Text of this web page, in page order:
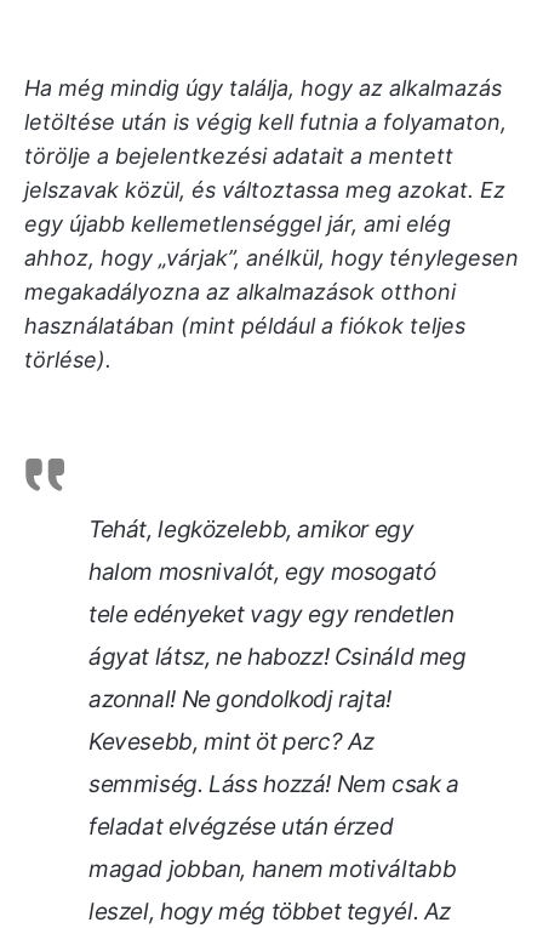
Ha még mindig úgy találja, hogy az alkalmazás
letöltése után is végig kell futnia a folyamaton,
törölje a bejelentkezési adatait a mentett
jelszavak közül, és változtassa meg azokat. Ez
egy újabb kellemetlenséggel jár, ami elég
ahhoz, hogy „várjak”, anélkül, hogy ténylegesen
megakadályozna az alkalmazások otthoni
használatában (mint például a fiókok teljes
törlése).
Tehát, legközelebb, amikor egy
halom mosnivalót, egy mosogató
tele edényeket vagy egy rendetlen
ágyat látsz, ne habozz! Csináld meg
azonnal! Ne gondolkodj rajta!
Kevesebb, mint öt perc? Az
semmiség. Láss hozzá! Nem csak a
feladat elvégzése után érzed
magad jobban, hanem motiváltabb
leszel, hogy még többet tegyél. Az